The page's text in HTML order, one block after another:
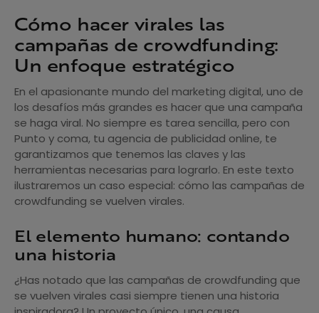
Cómo hacer virales las
campañas de crowdfunding:
Un enfoque estratégico
En el apasionante mundo del marketing digital, uno de
los desafíos más grandes es hacer que una campaña
se haga viral. No siempre es tarea sencilla, pero con
Punto y coma, tu agencia de publicidad online, te
garantizamos que tenemos las claves y las
herramientas necesarias para lograrlo. En este texto
ilustraremos un caso especial: cómo las campañas de
crowdfunding se vuelven virales.
El elemento humano: contando
una historia
¿Has notado que las campañas de crowdfunding que
se vuelven virales casi siempre tienen una historia